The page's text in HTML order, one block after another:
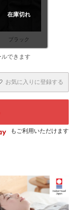
ブラック
在庫切れ
お気に入りに登録する
もご利用いただけます